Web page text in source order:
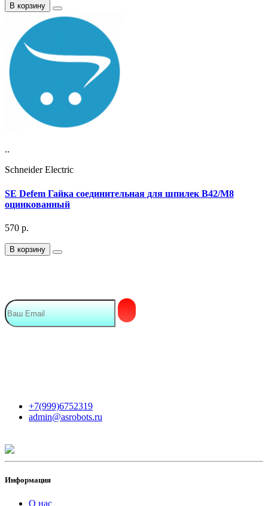
В корзину
..
Schneider Electric
SE Defem Гайка соединительная для шпилек B42/M8
оцинкованный
570 р.
В корзину
+7(999)6752319
admin@asrobots.ru
Информация
О нас